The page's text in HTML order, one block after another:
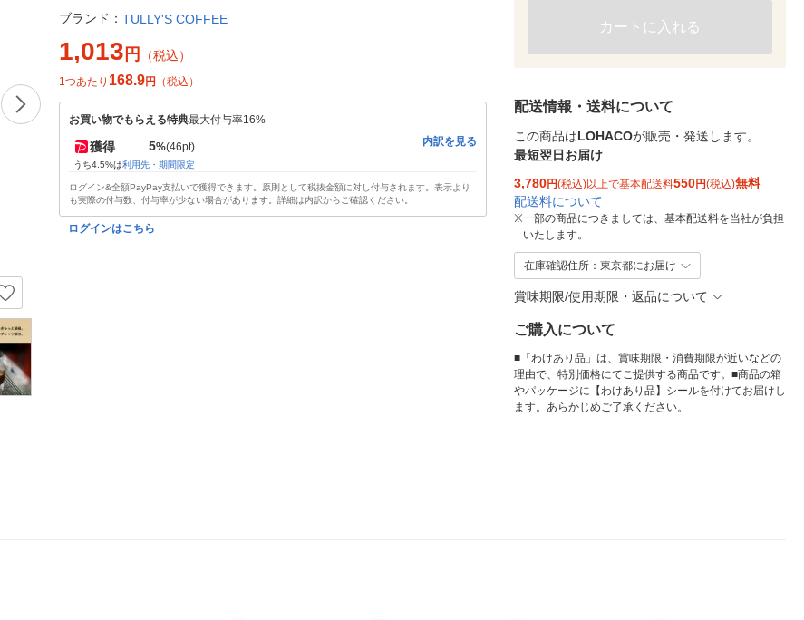
ブランド： TULLY'S COFFEE
1,013 円 （税込）
1つあたり 168.9円 （税込）
お買い物でもらえる特典最大付与率16%
獲得 5%(46pt)
うち4.5%は利用先・期間限定
内訳を見る
ログイン&全額PayPay支払いで獲得できます。原則として税抜金額に対し付与されます。表示より
も実際の付与数、付与率が少ない場合があります。詳細は内訳からご確認ください。
ログインはこちら
カートに入れる
配送情報・送料について
この商品はLOHACOが販売・発送します。
最短翌日お届け
3,780円(税込)以上で基本配送料550円(税込)無料
配送料について
※一部の商品につきましては、基本配送料を当社が負担
いたします。
在庫確認住所：東京都にお届け
賞味期限/使用期限・返品について
ご購入について
■「わけあり品」は、賞味期限・消費期限が近いなどの
理由で、特別価格にてご提供する商品です。■商品の箱
やパッケージに【わけあり品】シールを付けてお届けし
ます。あらかじめご了承ください。